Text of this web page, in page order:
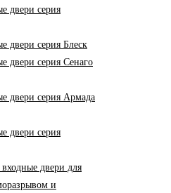
двери серия
двери серия Блеск
двери серия Сенаго
двери серия Армада
двери серия
двери для
и